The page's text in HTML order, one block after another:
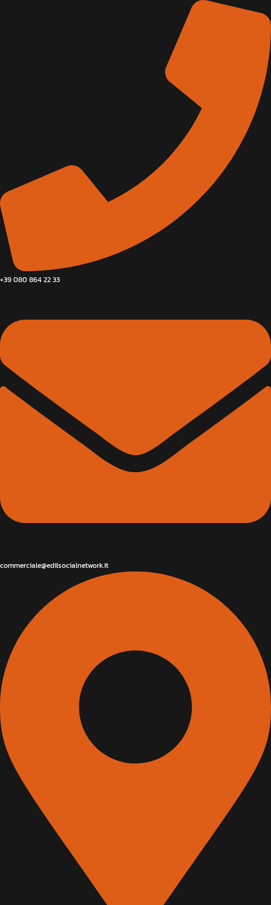
+39 080 864 22 33
commerciale@edilsocialnetwork.it